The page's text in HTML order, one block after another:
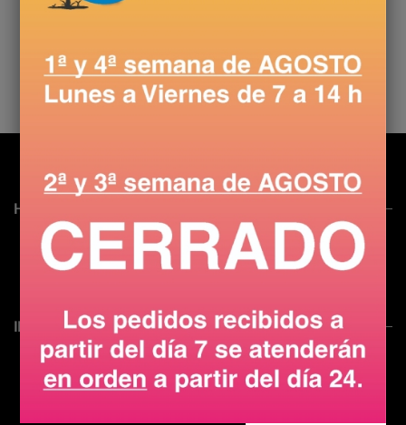
DIGESTIVO - (532 pág) - (Manuel
Blanco)
HERRAMIENTAS
WeTransfer
iLovePDF
PNP Tool
INFORMACIÓN LEGAL
Aviso legal
Política de cookies
Política de Privacidad